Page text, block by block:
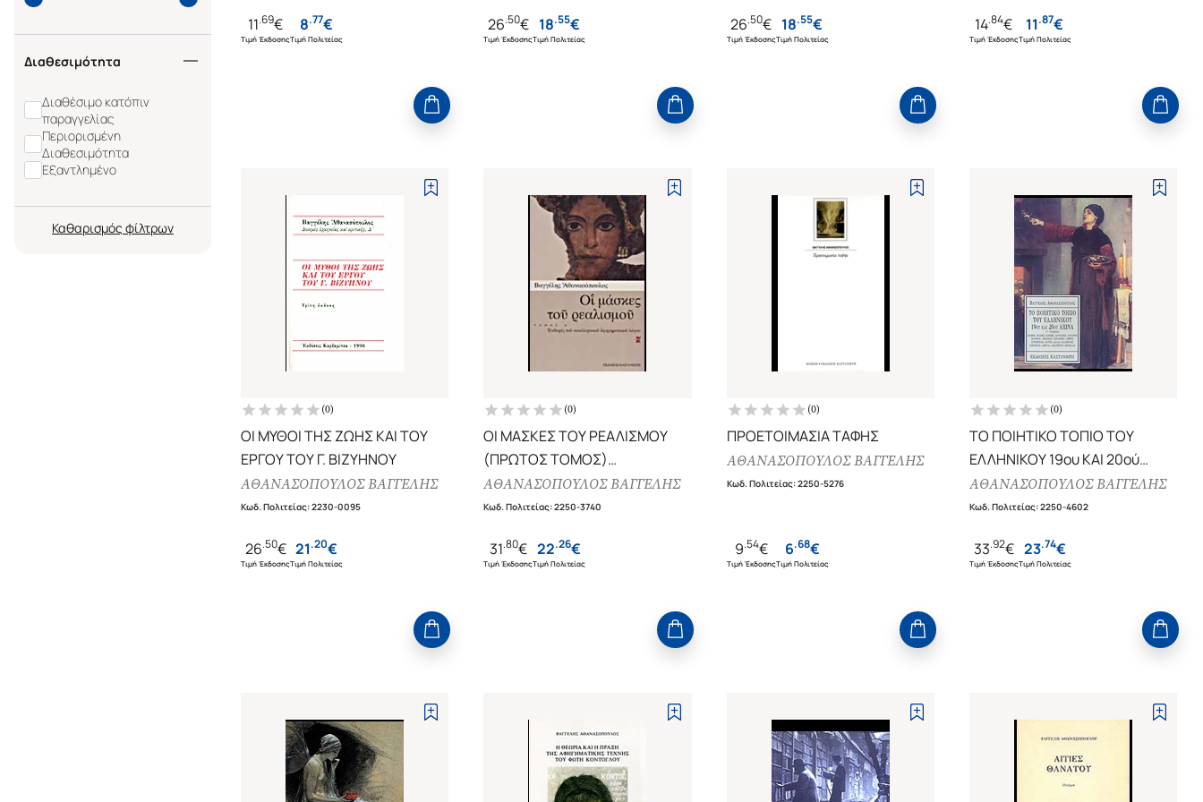
Διαθεσιμότητα
Διαθέσιμο κατόπιν
παραγγελίας
Περιορισμένη
Διαθεσιμότητα
Εξαντλημένο
Καθαρισμός
11.69€
Τιμή Έκδοσης
8.77€
Τιμή Πολιτείας
26.50€
Τιμή Έκδοσης
18.55€
Τιμή Πολιτείας
26.50€
Τιμή Έκδοσης
18.55€
Τιμή Πολιτείας
14.84€
Τιμή Έκδοσης
11.87€
Τιμή Πολιτείας
(0)
ΟΙ ΜΥΘΟΙ ΤΗΣ ΖΩΗΣ ΚΑΙ ΤΟΥ
ΕΡΓΟΥ ΤΟΥ Γ. ΒΙΖΥΗΝΟΥ
ΑΘΑΝΑΣΟΠΟΥΛΟΣ ΒΑΓΓΕΛΗΣ
Κωδ. Πολιτείας:2230-0095
26.50€
Τιμή Έκδοσης
21.20€
Τιμή Πολιτείας
(0)
ΟΙ ΜΑΣΚΕΣ ΤΟΥ ΡΕΑΛΙΣΜΟΥ
(ΠΡΩΤΟΣ ΤΟΜΟΣ)
ΕΚΔΟΧΕΣ ΤΟΥ ΝΕΟΕΛΛΗΝΙΚΟΥ
ΑΦΗΓΗΜΑΤΙΚΟΥ ΛΟΓΟΥ
ΑΘΑΝΑΣΟΠΟΥΛΟΣ ΒΑΓΓΕΛΗΣ
Κωδ. Πολιτείας:2250-3740
31.80€
Τιμή Έκδοσης
22.26€
Τιμή Πολιτείας
(0)
ΠΡΟΕΤΟΙΜΑΣΙΑ ΤΑΦΗΣ
ΑΘΑΝΑΣΟΠΟΥΛΟΣ ΒΑΓΓΕΛΗΣ
Κωδ. Πολιτείας:2250-5276
9.54€
Τιμή Έκδοσης
6.68€
Τιμή Πολιτείας
(0)
ΤΟ ΠΟΙΗΤΙΚΟ ΤΟΠΙΟ ΤΟΥ
ΕΛΛΗΝΙΚΟΥ 19ου ΚΑΙ 20ού
ΑΙΩΝΑ (ΤΡΙΤΟΣ ΤΟΜΟΣ)
ΑΘΑΝΑΣΟΠΟΥΛΟΣ ΒΑΓΓΕΛΗΣ
Κωδ. Πολιτείας:2250-4602
33.92€
Τιμή Έκδοσης
23.74€
Τιμή Πολιτείας